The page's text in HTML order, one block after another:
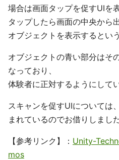
場合は画面タップを促すUIを
タップしたら画面の中央から
オブジェクトを表示するとい
オブジェクトの青い部分はそ
なっており、
体験者に正対するようにしてい
スキャンを促すUIについては
まれているのでお借りしました
【参考リンク】： Unity-
mos